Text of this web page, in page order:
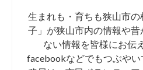
生まれも・育ちも狭山市
子」が狭山市内の情報や
ない情報を皆様にお伝
facebookなどでもつぶやい